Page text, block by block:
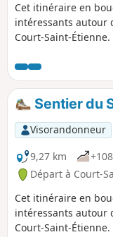
Cet itinéraire en
intéressants autour
Court-Saint-
bois. Un raccourci
balade à 6 km
Sentier du
Visorandonneur
9,27 km
Départ à Court-
Cet itinéraire en
intéressants autour
Court-Saint-